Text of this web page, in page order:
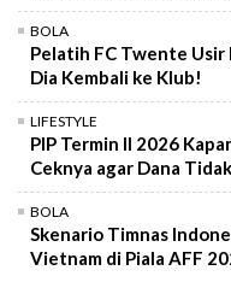
BOLA
Pelatih FC Twente Usir
Dia Kembali ke Klub!
LIFESTYLE
PIP Termin II 2026
Ceknya agar Dana
BOLA
Skenario Timnas
Vietnam di Piala AFF